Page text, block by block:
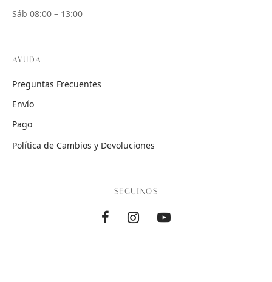
Sáb 08:00 – 13:00
AYUDA
Preguntas Frecuentes
Envío
Pago
Política de Cambios y Devoluciones
SEGUINOS